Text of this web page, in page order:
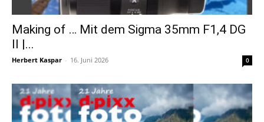
Making of … Mit dem Sigma 35mm F1,4 DG
II |...
Herbert Kaspar - 16. Juni 2026 0